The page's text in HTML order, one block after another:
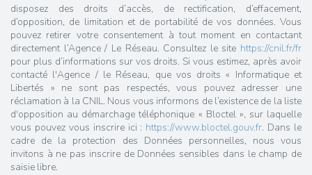
disposez des droits d’accès, de rectification, d’effacement,
d’opposition, de limitation et de portabilité de vos données. Vous
pouvez retirer votre consentement à tout moment en contactant
directement l’Agence / Le Réseau. Consultez le site https://cnil.fr/fr
pour plus d’informations sur vos droits. Si vous estimez, après avoir
contacté l'Agence / le Réseau, que vos droits « Informatique et
Libertés » ne sont pas respectés, vous pouvez adresser une
réclamation à la CNIL. Nous vous informons de l’existence de la liste
d'opposition au démarchage téléphonique « Bloctel », sur laquelle
vous pouvez vous inscrire ici : https://www.bloctel.gouv.fr. Dans le
cadre de la protection des Données personnelles, nous vous
invitons à ne pas inscrire de Données sensibles dans le champ de
saisie libre.